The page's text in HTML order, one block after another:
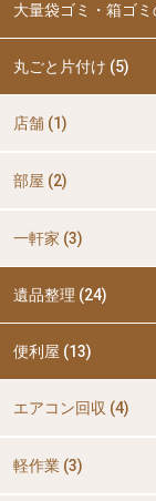
大量袋ゴミ・箱ゴ
丸ごと片付け (5)
店舗 (1)
部屋 (2)
一軒家 (3)
遺品整理 (24)
便利屋 (13)
エアコン回収 (4)
軽作業 (3)